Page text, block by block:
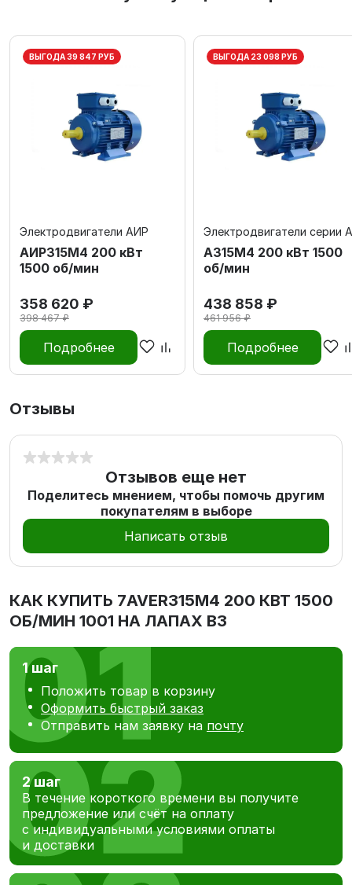
ВЫГОДА 39 847 РУБ
Электродвигатели АИР
АИР315М4 200 кВт
1500 об/мин
358 620 ₽
398 467 ₽
Подробнее
ВЫГОДА 23 098 РУБ
Электродвигатели серии А
А315M4 200 кВт 1500
об/мин
438 858 ₽
461 956 ₽
Подробнее
Отзывы
Отзывов еще нет
Поделитесь мнением, чтобы помочь другим
покупателям в выборе
Написать отзыв
КАК КУПИТЬ 7AVER315M4 200 КВТ 1500
ОБ/МИН 1001 НА ЛАПАХ В3
1 шаг
Положить товар в корзину
Оформить быстрый заказ
Отправить нам заявку на почту
2 шаг
В течение короткого времени вы получите
предложение или счёт на оплату
с индивидуальными условиями оплаты
и доставки